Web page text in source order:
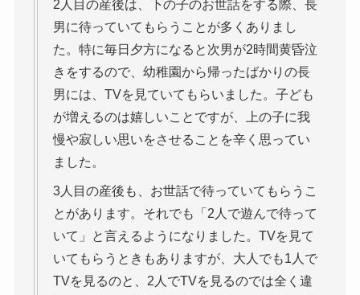
2人目の産後は、下の子のお世話をする際、長
男に待っていてもらうことが多くありまし
た。特に毎日夕方になると次男が2時間黄昏泣
きをするので、幼稚園から帰ったばかりの長
男には、TVを見ていてもらいました。子ども
が増えるのは嬉しいことですが、上の子に我
慢や寂しい思いをさせることを辛く思ってい
ました。
3人目の産後も、お世話で待っていてもらうこ
とがあります。それでも「2人で遊んで待って
いて」と言えるようになりました。TVを見て
いてもらうときもありますが、大人でも1人で
TVを見るのと、2人でTVを見るのでは全く違